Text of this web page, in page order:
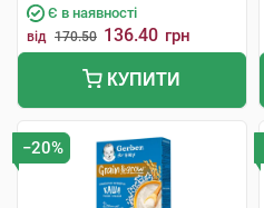
Є в наявності
від 170.50 136.40 грн
КУПИТИ
−20%